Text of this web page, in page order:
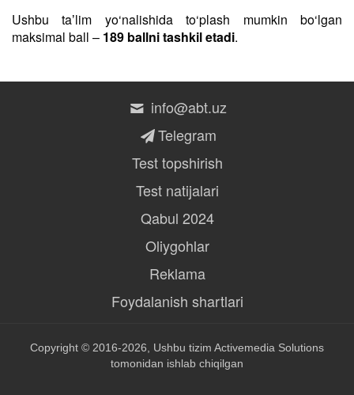
Ushbu taʼlim yo‘nalishida to‘plash mumkin bo‘lgan
maksimal ball – 189 ballni tashkil etadi.
info@abt.uz
Telegram
Test topshirish
Test natijalari
Qabul 2024
Oliygohlar
Reklama
Foydalanish shartlari
Copyright © 2016-2026, Ushbu tizim Activemedia Solutions
tomonidan ishlab chiqilgan